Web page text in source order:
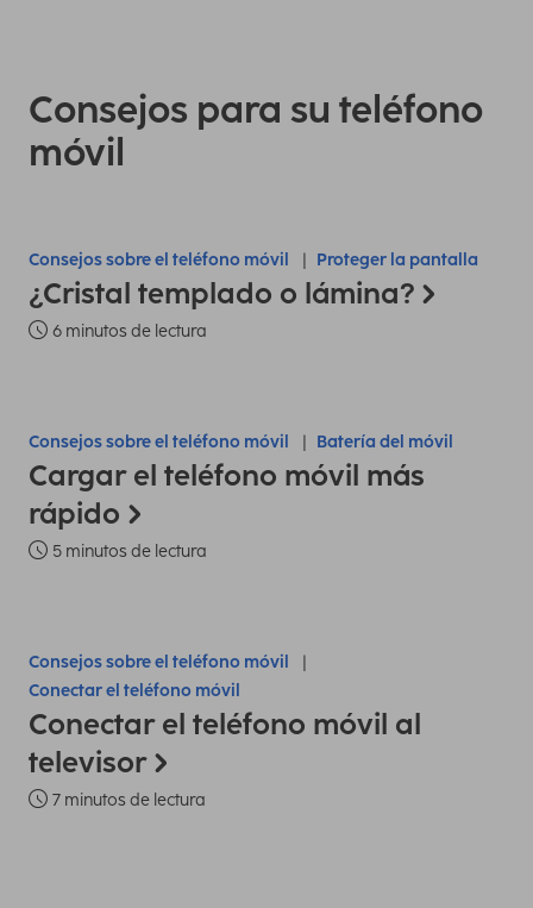
Consejos para su teléfono
móvil
Consejos sobre el teléfono móvil Proteger la pantalla
¿Cristal templado o lámina?
6 minutos de lectura
Consejos sobre el teléfono móvil Batería del móvil
Cargar el teléfono móvil más
rápido
5 minutos de lectura
Consejos sobre el teléfono móvil
Conectar el teléfono móvil
Conectar el teléfono móvil al
televisor
7 minutos de lectura